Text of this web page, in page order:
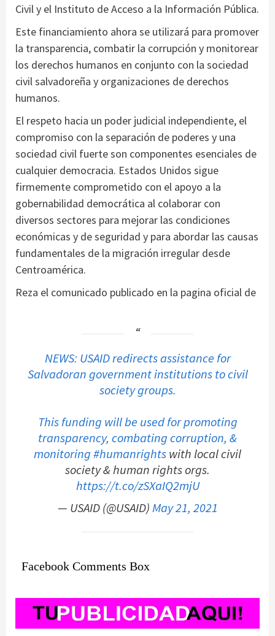
Civil y el Instituto de Acceso a la Información Pública.
Este financiamiento ahora se utilizará para promover
la transparencia, combatir la corrupción y monitorear
los derechos humanos en conjunto con la sociedad
civil salvadoreña y organizaciones de derechos
humanos.
El respeto hacia un poder judicial independiente, el
compromiso con la separación de poderes y una
sociedad civil fuerte son componentes esenciales de
cualquier democracia. Estados Unidos sigue
firmemente comprometido con el apoyo a la
gobernabilidad democrática al colaborar con
diversos sectores para mejorar las condiciones
económicas y de seguridad y para abordar las causas
fundamentales de la migración irregular desde
Centroamérica.
Reza el comunicado publicado en la pagina oficial de
NEWS: USAID redirects assistance for
Salvadoran government institutions to civil
society groups.
This funding will be used for promoting
transparency, combating corruption, &
monitoring#humanrightswith local civil
society & human rights orgs.
https://t.co/zSXaIQ2mjU
— USAID (@USAID)May 21, 2021
Facebook Comments Box